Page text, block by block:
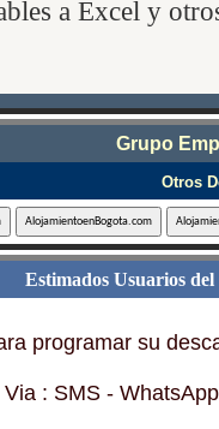
a Excel y
Grupo
Otros
Estimados Usuarios
programar su
Via : SMS -